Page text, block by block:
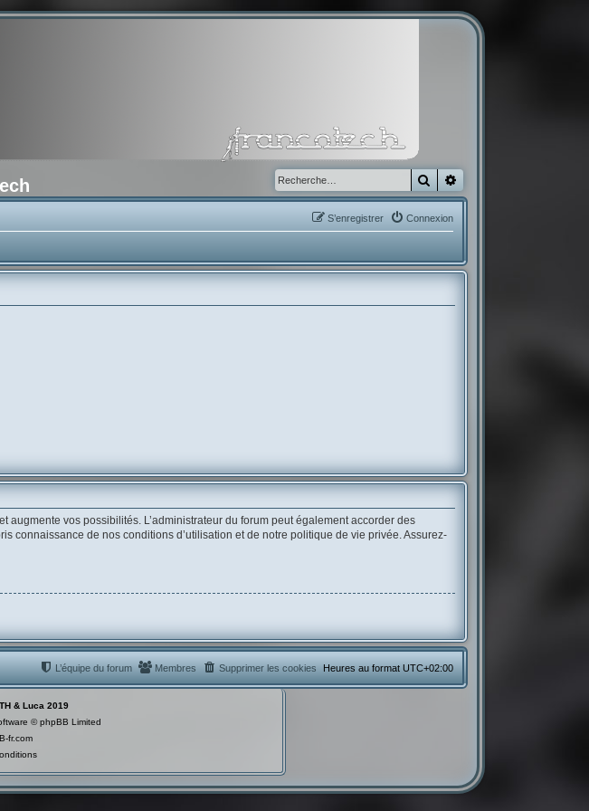
Rechercher
Connexion
S’enregistrer
vos possibilités. L’administrateur du forum peut également accorder des
connaissance de nos conditions d’utilisation et de notre politique de vie privée. Assurez-
Heures au format UTC+02:00
Supprimer les cookies
Membres
L’équipe du forum
& Luca 2019
© phpBB Limited
fr.com